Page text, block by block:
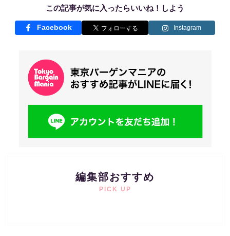
この記事が気に入ったらいいね！しよう
Facebook Instagram
編集部おすすめ
PICK UP